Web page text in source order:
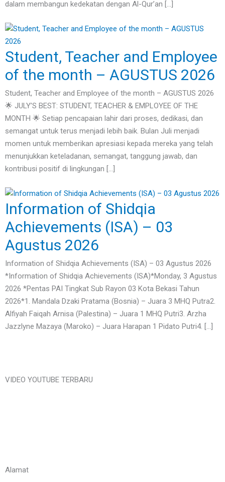
dalam membangun kedekatan dengan Al-Qur’an […]
Student, Teacher and Employee
of the month – AGUSTUS 2026
Student, Teacher and Employee of the month – AGUSTUS 2026
🌟 JULY’S BEST: STUDENT, TEACHER & EMPLOYEE OF THE
MONTH 🌟 Setiap pencapaian lahir dari proses, dedikasi, dan
semangat untuk terus menjadi lebih baik. Bulan Juli menjadi
momen untuk memberikan apresiasi kepada mereka yang telah
menunjukkan keteladanan, semangat, tanggung jawab, dan
kontribusi positif di lingkungan […]
Information of Shidqia
Achievements (ISA) – 03
Agustus 2026
Information of Shidqia Achievements (ISA) – 03 Agustus 2026
*Information of Shidqia Achievements (ISA)*Monday, 3 Agustus
2026 *Pentas PAI Tingkat Sub Rayon 03 Kota Bekasi Tahun
2026*1. Mandala Dzaki Pratama (Bosnia) – Juara 3 MHQ Putra2.
Alfiyah Faiqah Arnisa (Palestina) – Juara 1 MHQ Putri3. Arzha
Jazzlyne Mazaya (Maroko) – Juara Harapan 1 Pidato Putri4. […]
VIDEO YOUTUBE TERBARU
Alamat